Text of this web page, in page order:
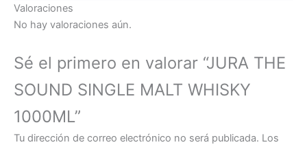
Valoraciones
No hay valoraciones aún.
Sé el primero en valorar “JURA THE
SOUND SINGLE MALT WHISKY
1000ML”
Tu dirección de correo electrónico no será publicada. Los